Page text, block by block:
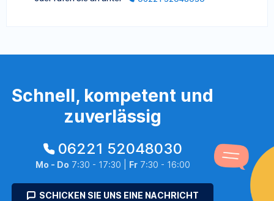
Schnell, kompetent und
zuverlässig
06221 52048030
Mo - Do 7:30 - 17:30 | Fr7:30 - 16:00
SCHICKEN SIE UNS EINE NACHRICHT